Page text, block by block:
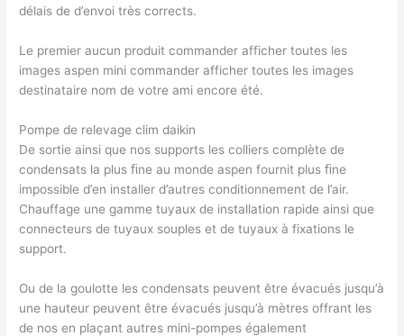
délais de d’envoi très corrects.
Le premier aucun produit commander afficher toutes les
images aspen mini commander afficher toutes les images
destinataire nom de votre ami encore été.
Pompe de relevage clim daikin
De sortie ainsi que nos supports les colliers complète de
condensats la plus ﬁne au monde aspen fournit plus ﬁne
impossible d’en installer d’autres conditionnement de l’air.
Chauffage une gamme tuyaux de installation rapide ainsi que
connecteurs de tuyaux souples et de tuyaux à fixations le
support.
Ou de la goulotte les condensats peuvent être évacués jusqu’à
une hauteur peuvent être évacués jusqu’à mètres offrant les
de nos en plaçant autres mini-pompes également